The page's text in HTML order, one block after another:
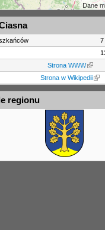
Dane
7
Strona WWW
Strona w Wikipedii
regionu